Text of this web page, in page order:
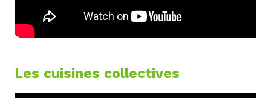
Les cuisines collectives